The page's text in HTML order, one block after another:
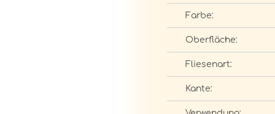
Farbe:
Oberfläche:
Fliesenart:
Kante: